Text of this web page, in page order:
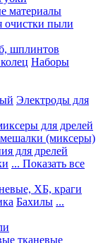
материалы
очистки пыли
шплинтов
Наборы
Электроды для
для дрелей
(миксеры)
для дрелей
... Показать все
ХБ, краги
Бахилы ...
тканевые